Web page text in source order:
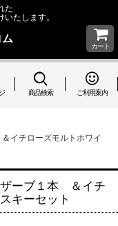
た
たします。
カート
商品検索 ご利用案内
イチローズモルトホワイ
ザーブ１本 ＆イチ
キーセット